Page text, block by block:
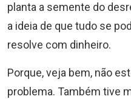
planta a semente do
a ideia de que tudo se
resolve com dinheiro.
Porque, veja bem, não
problema. Também tive